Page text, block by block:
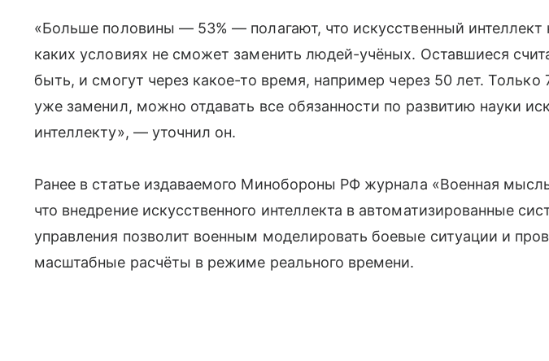
«Больше половины — 53% — полагают, что искусственный интеллект
каких условиях не сможет заменить людей-учёных. Оставшиеся
быть, и смогут через какое-то время, например через 50 лет. Только
уже заменил, можно отдавать все обязанности по развитию науки
интеллекту», — уточнил он.
Ранее в статье издаваемого Минобороны РФ журнала «Военная
что внедрение искусственного интеллекта в автоматизированные
управления позволит военным моделировать боевые ситуации и
масштабные расчёты в режиме реального времени.